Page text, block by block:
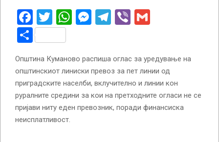
Facebook
Twitter
WhatsApp
Messenger
Telegram
Viber
Share
Општина Куманово распиша оглас за уредување на
општинскиот линиски превоз за пет линии од
приградските населби, вклучително и линии кон
руралните средини за кои на претходните огласи не се
пријави ниту еден превозник, поради финансиска
неисплатливост.